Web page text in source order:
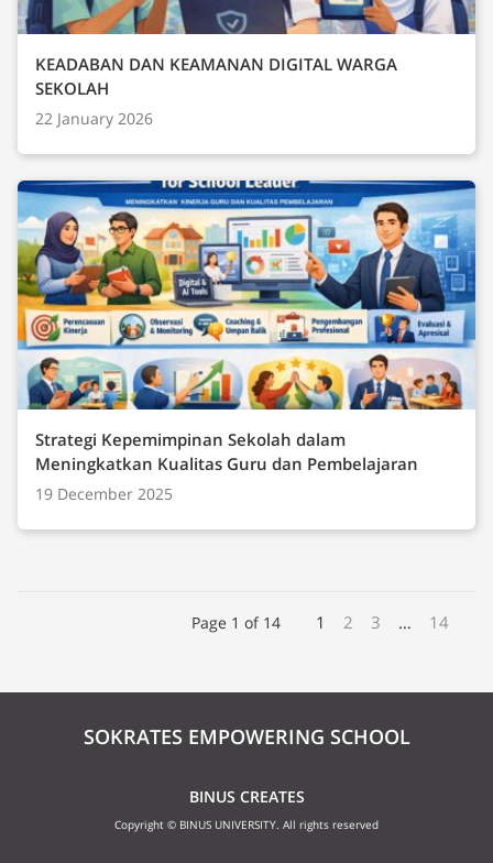
KEADABAN DAN KEAMANAN DIGITAL WARGA
SEKOLAH
22 January 2026
Strategi Kepemimpinan Sekolah dalam
Meningkatkan Kualitas Guru dan Pembelajaran
19 December 2025
Page 1 of 14 1 2 3 … 14
SOKRATES EMPOWERING SCHOOL
BINUS CREATES
Copyright © BINUS UNIVERSITY. All rights reserved